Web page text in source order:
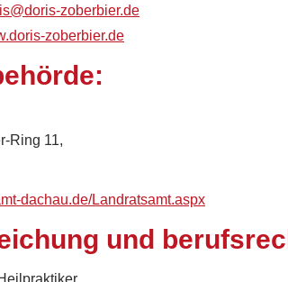
zoberbier.de
zoberbier.de
Ring 11,
dachau.de/Landratsamt.aspx
und